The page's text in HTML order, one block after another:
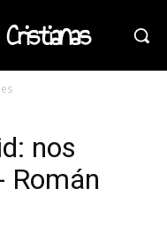
nos
Román